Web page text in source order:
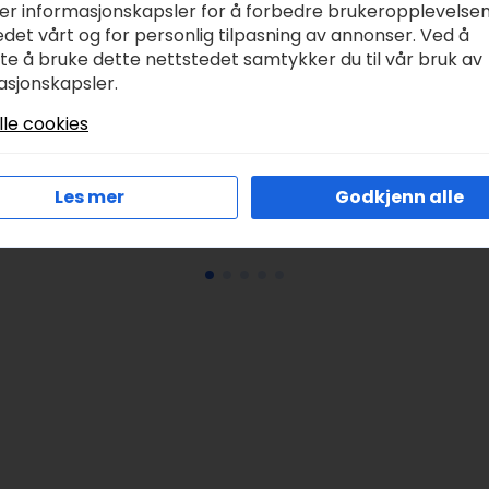
Kaffeboks –
blå
269,00
Legg I Handlekurv
Frokostkopp 520ml –
Legg I Handlekurv
informasjonskapsler for å forbedre
vårt og for personlig tilpasning av annonser. Ved å
å bruke dette nettstedet samtykker du til vår bruk av
cookies
Les mer Godkjenn alle